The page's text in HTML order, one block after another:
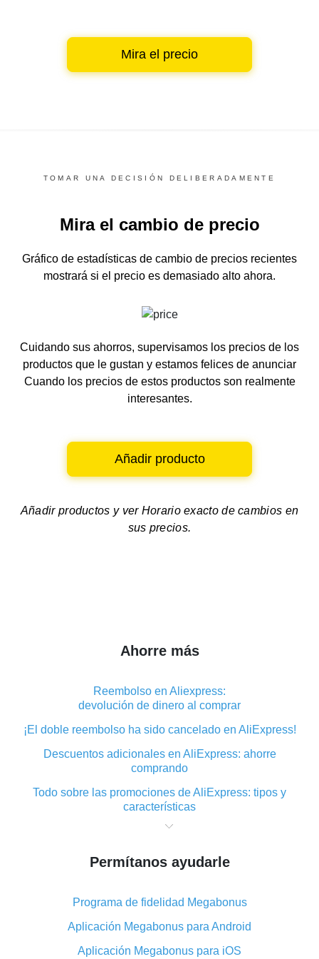
Mira el precio
TOMAR UNA DECISIÓN DELIBERADAMENTE
Mira el cambio de precio
Gráfico de estadísticas de cambio de precios recientes
mostrará si el precio es demasiado alto ahora.
Cuidando sus ahorros, supervisamos los precios de los
productos que le gustan y estamos felices de anunciar
Cuando los precios de estos productos son realmente
interesantes.
Añadir producto
Añadir productos y verHorario exacto de cambios en
sus precios.
Ahorre más
Reembolso en Aliexpress:
devolución de dinero al comprar
¡El doble reembolso ha sido cancelado en AliExpress!
Descuentos adicionales en AliExpress: ahorre
comprando
Todo sobre las promociones de AliExpress: tipos y
características
Qué es el reembolso «cashback» en AliExpress:
Dónde descargar la aplicación de reembolso en
En qué consiste el complemento de reembolso de
AliExpress y cuáles son sus ventajas
Reembolso desde la aplicación móvil de AliExpress:
Permítanos ayudarle
Programa de fidelidad Megabonus
Aplicación Megabonus para Android
Aplicación Megabonus para iOS